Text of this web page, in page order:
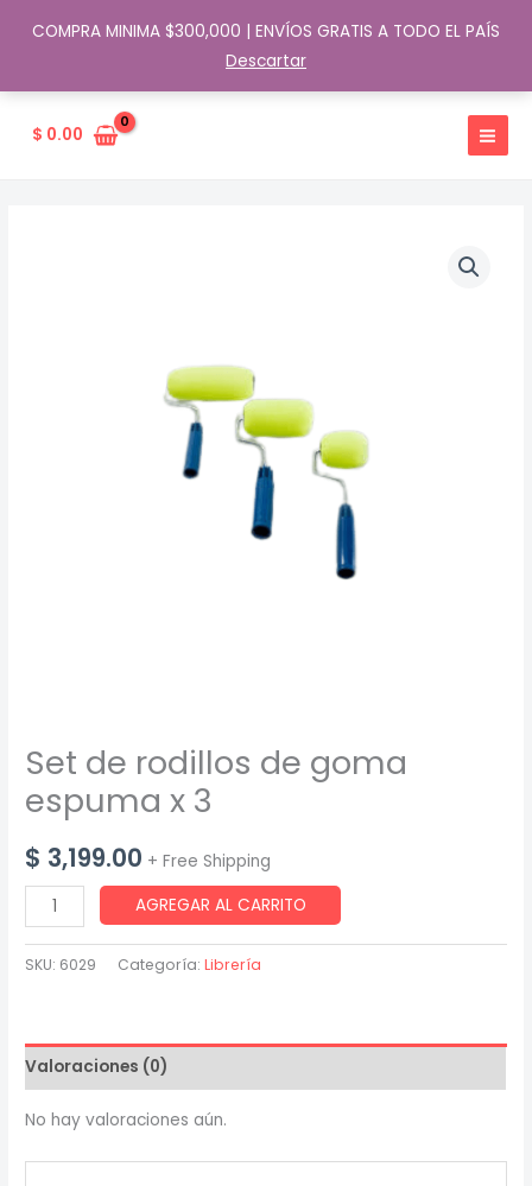
COMPRA MINIMA $300,000 | ENVÍOS GRATIS A TODO EL PAÍS
Descartar
$ 0.00
Set de rodillos de goma
espuma x 3
$ 3,199.00 + Free Shipping
de
rodillos
espuma
x
cantidad
AGREGAR AL CARRITO
SKU: 6029 Categoría:Librería
Valoraciones (0)
No hay valoraciones aún.